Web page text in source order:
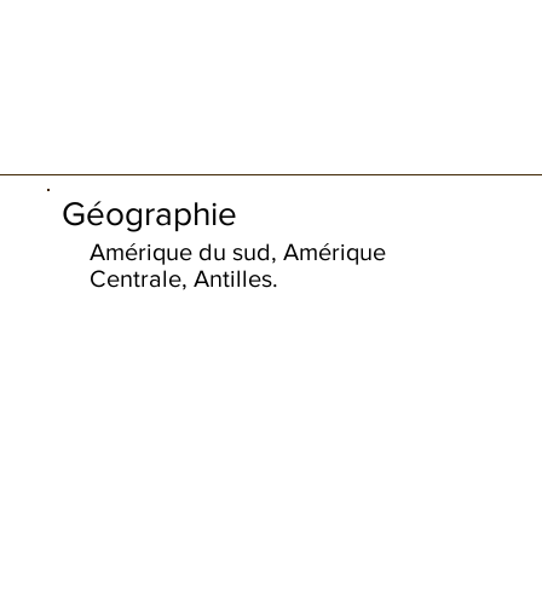
Géographie
Amérique du sud, Amérique
Centrale, Antilles.